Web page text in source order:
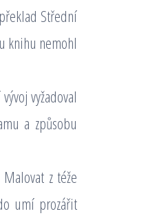
Střední
knihu nemohl
vyžadoval
a způsobu
z téže
umí prozářit